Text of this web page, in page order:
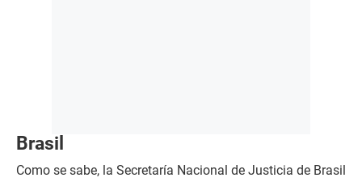
Brasil
Como se sabe, la Secretaría Nacional de Justicia de Brasil